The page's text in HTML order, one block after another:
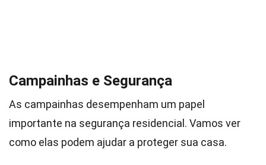
Campainhas e Segurança
As campainhas desempenham um papel
importante na segurança residencial. Vamos ver
como elas podem ajudar a proteger sua casa.